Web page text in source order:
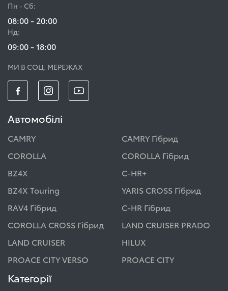
Пн - Сб:
08:00 - 20:00
Нд:
09:00 - 18:00
МИ В СОЦ. МЕРЕЖАХ
Автомобілі
CAMRY
CAMRY Гібрид
COROLLA
COROLLA Гібрид
BZ4X
C-HR+
BZ4X Touring
YARIS CROSS Гібрид
RAV4 Гібрид
C-HR Гібрид
COROLLA CROSS Гібрид
LAND CRUISER PRADO
LAND CRUISER
HILUX
PROACE CITY VERSO
PROACE CITY
Категорії